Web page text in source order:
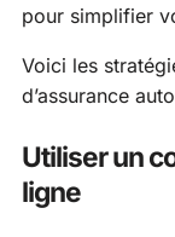
pour simplifier
Voici les
d’assurance
Utiliser un
ligne